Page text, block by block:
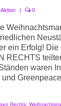
| 0
ein Erfolg! Die
RECHTS
waren
und
Rechts